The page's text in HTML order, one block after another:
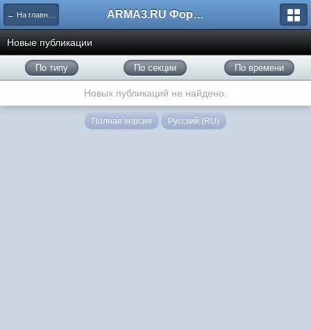
← На главную ARMA3.RU Форум
Новые публикации
По типу По секции По времени
Новых публикаций не найдено.
Полная версия Русский (RU)